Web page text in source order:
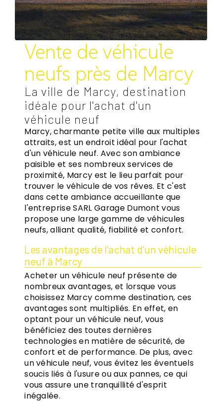
Vente de véhicule
neufs près de Marcy
La ville de Marcy, destination
idéale pour l'achat d'un
véhicule neuf
Marcy, charmante petite ville aux multiples
attraits, est un endroit idéal pour l'achat
d'un véhicule neuf. Avec son ambiance
paisible et ses nombreux services de
proximité, Marcy est le lieu parfait pour
trouver le véhicule de vos rêves. Et c'est
dans cette ambiance accueillante que
l'entreprise SARL Garage Dumont vous
propose une large gamme de véhicules
neufs, alliant qualité, fiabilité et confort.
Les avantages de l'achat d'un véhicule
neuf à Marcy
Acheter un véhicule neuf présente de
nombreux avantages, et lorsque vous
choisissez Marcy comme destination, ces
avantages sont multipliés. En effet, en
optant pour un véhicule neuf, vous
bénéficiez des toutes dernières
technologies en matière de sécurité, de
confort et de performance. De plus, avec
un véhicule neuf, vous évitez les éventuels
soucis liés à l'usure ou aux pannes, ce qui
vous assure une tranquillité d'esprit
inégalée.